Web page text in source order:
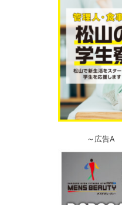
～広告A